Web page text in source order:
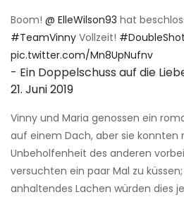
Boom! @ ElleWilson93 hat
#TeamVinny Vollzeit!
pic.twitter.com/Mn8UpNufnv
- Ein Doppelschuss auf die
21. Juni 2019
Vinny und Maria genossen ein
auf einem Dach, aber sie konnten
Unbeholfenheit des anderen
versuchten ein paar Mal zu
anhaltendes Lachen würden dies